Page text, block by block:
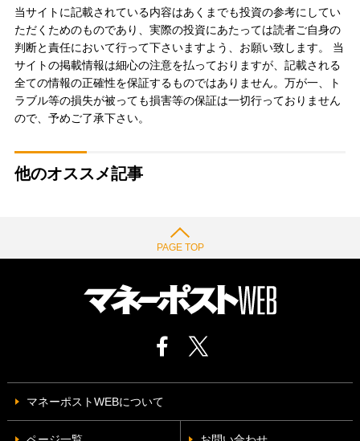
当サイトに記載されている内容はあくまでも投資の参考にしてい
ただくためのものであり、実際の投資にあたっては読者ご自身の
判断と責任において行って下さいますよう、お願い致します。 当
サイトの掲載情報は細心の注意を払っておりますが、記載される
全ての情報の正確性を保証するものではありません。万が一、ト
ラブル等の損失が被っても損害等の保証は一切行っておりません
ので、予めご了承下さい。
他のオススメ記事
PAGE TOP
マネーポストWEBについて